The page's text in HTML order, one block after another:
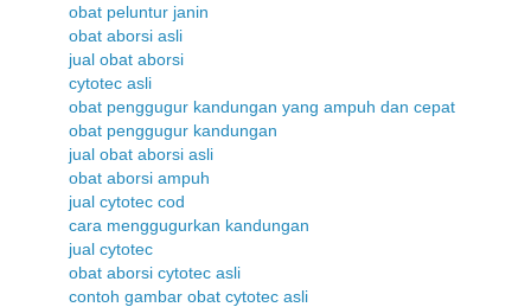
obat peluntur janin
obat aborsi asli
jual obat aborsi
cytotec asli
obat penggugur kandungan yang ampuh dan cepat
obat penggugur kandungan
jual obat aborsi asli
obat aborsi ampuh
jual cytotec cod
cara menggugurkan kandungan
jual cytotec
obat aborsi cytotec asli
contoh gambar obat cytotec asli